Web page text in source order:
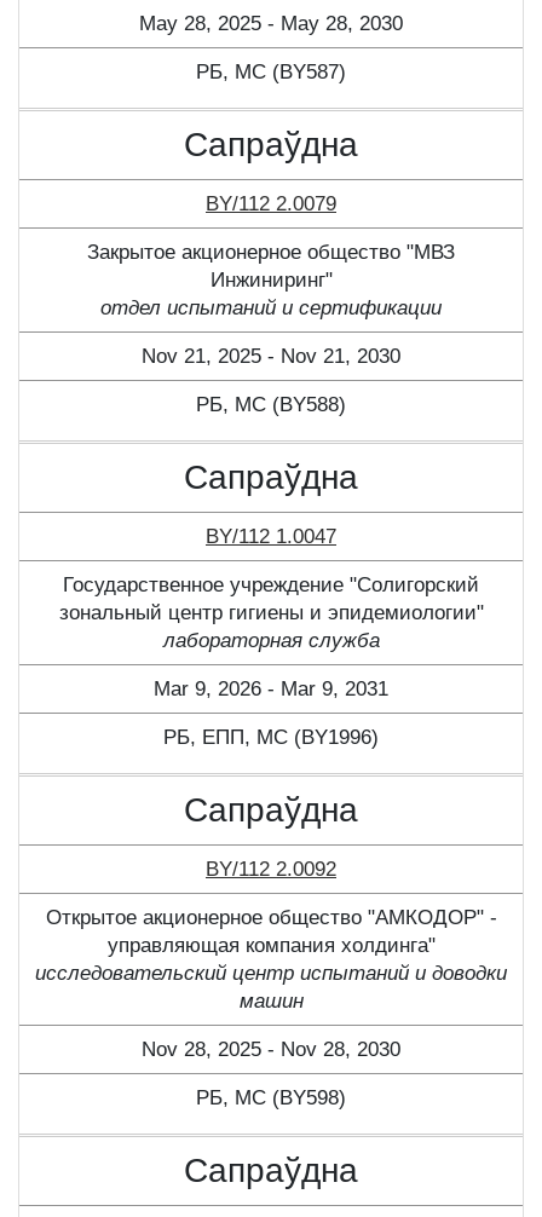
May 28, 2025 - May 28, 2030
РБ, МС (BY587)
Сапраўдна
BY/112 2.0079
Закрытое акционерное общество "МВЗ
Инжиниринг"
отдел испытаний и сертификации
Nov 21, 2025 - Nov 21, 2030
РБ, МС (BY588)
Сапраўдна
BY/112 1.0047
Государственное учреждение "Солигорский
зональный центр гигиены и эпидемиологии"
лабораторная служба
Mar 9, 2026 - Mar 9, 2031
РБ, ЕПП, МС (BY1996)
Сапраўдна
BY/112 2.0092
Открытое акционерное общество "АМКОДОР" -
управляющая компания холдинга"
исследовательский центр испытаний и доводки
машин
Nov 28, 2025 - Nov 28, 2030
РБ, МС (BY598)
Сапраўдна